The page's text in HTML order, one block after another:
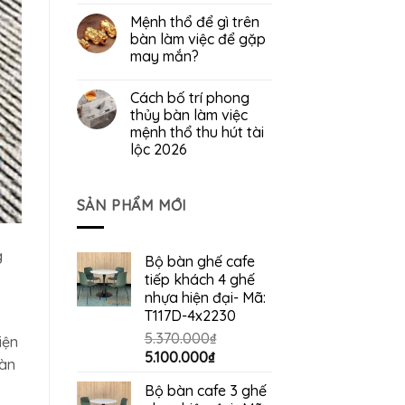
Mệnh thổ để gì trên
bàn làm việc để gặp
may mắn?
Cách bố trí phong
thủy bàn làm việc
mệnh thổ thu hút tài
lộc 2026
SẢN PHẨM MỚI
Bộ bàn ghế cafe
tiếp khách 4 ghế
nhựa hiện đại- Mã:
T117D-4x2230
5.370.000₫
Giá
là:
5.100.000₫Giá
tại
Bộ bàn cafe 3 ghế